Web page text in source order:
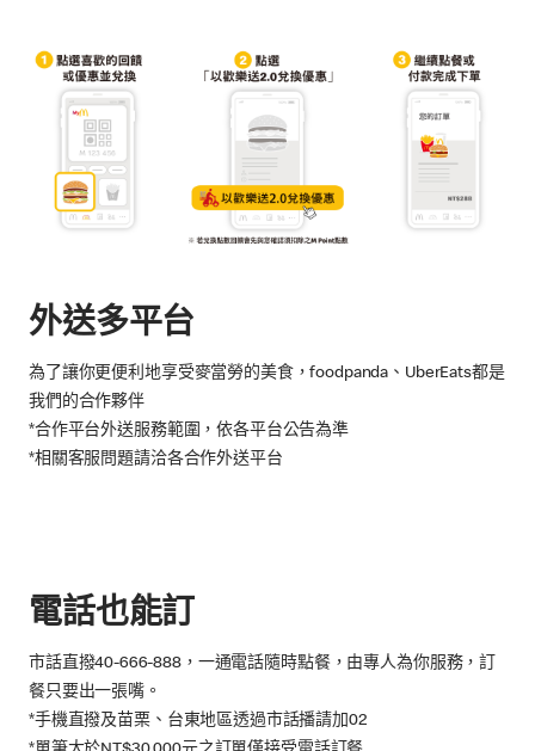
外送多平台
為了讓你更便利地享受麥當勞的美食，foodpanda、UberEats都是
我們的合作夥伴
*合作平台外送服務範圍，依各平台公告為準
*相關客服問題請洽各合作外送平台
電話也能訂
市話直撥40-666-888，一通電話隨時點餐，由專人為你服務，訂
餐只要出一張嘴。
*手機直撥及苗栗、台東地區透過市話播請加02